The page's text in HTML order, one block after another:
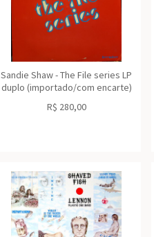
Sandie Shaw - The File series LP
duplo (importado/com encarte)
R$ 280,00